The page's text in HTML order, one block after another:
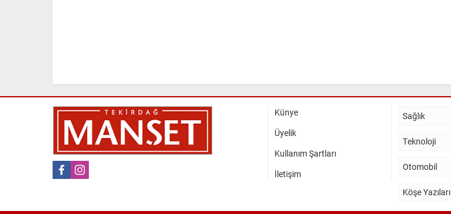
Künye
Üyelik
Kullanım Şartları
İletişim
Sağlık
Teknoloji
Otomobil
Köşe Yazıları